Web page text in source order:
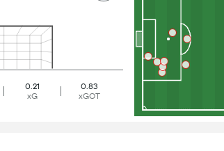
0.21
xG
0.83
xGOT